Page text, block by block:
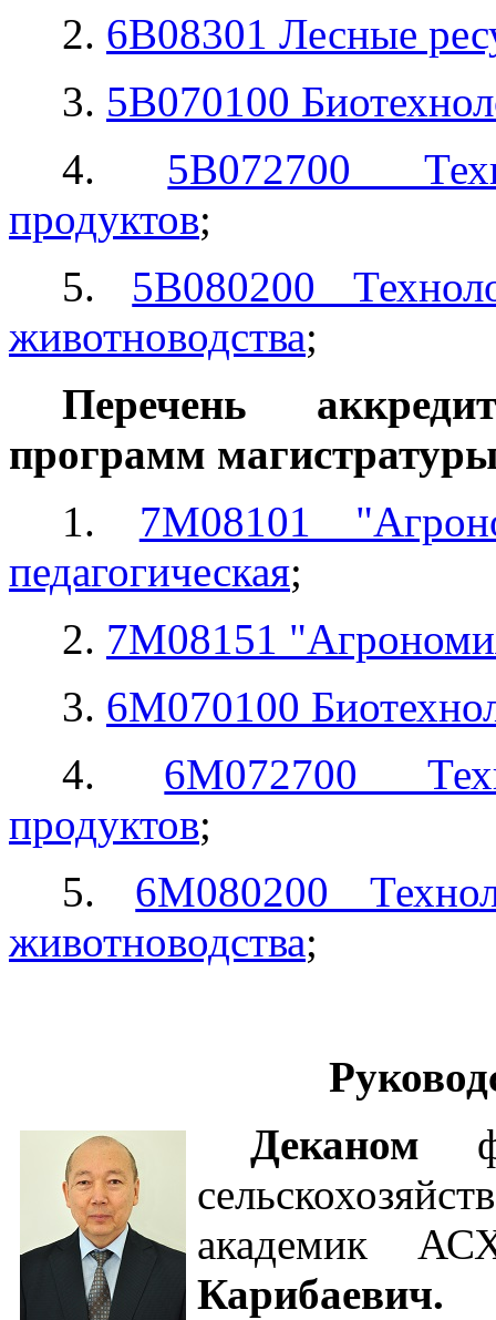
2. 6В08301 Лесные
3. 5В070100
4. 5В072700
продуктов;
5. 5В080200
животноводства;
Перечень
программ
1. 7М08101
педагогическая;
2. 7М08151
3. 6М070100
4. 6М072700
продуктов;
5. 6М080200
животноводства;
Деканом
академик
Карибаевич.